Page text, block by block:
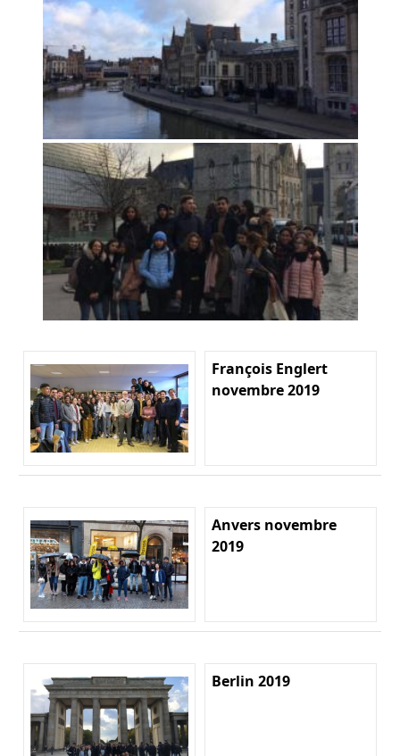
François Englert
novembre 2019
Anvers novembre
2019
Berlin 2019